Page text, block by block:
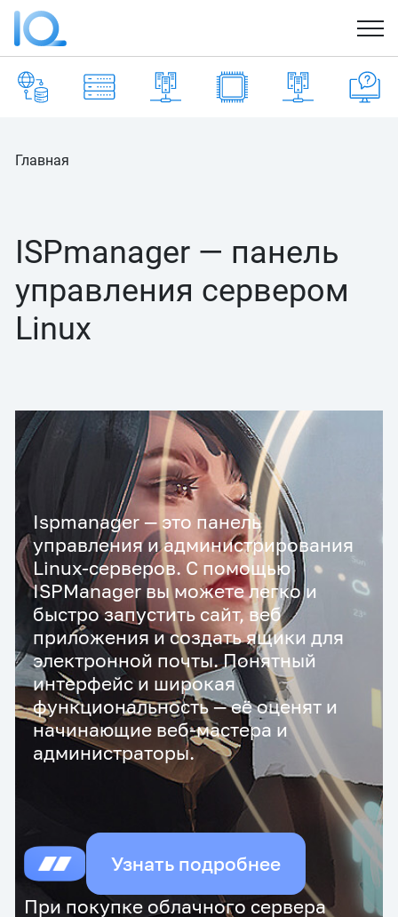
Главная
ISPmanager — панель
управления сервером
Linux
Ispmanager — это панель
управления и администрирования
Linux-серверов. С помощью
ISPManager вы можете легко и
быстро запустить сайт, веб
приложения и создать ящики для
электронной почты. Понятный
интерфейс и широкая
функциональность — её оценят и
начинающие веб-мастера и
администраторы.
Узнать подробнее
При покупке облачного сервера